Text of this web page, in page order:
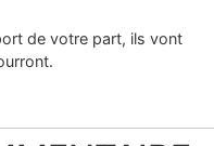
de votre part, ils vont